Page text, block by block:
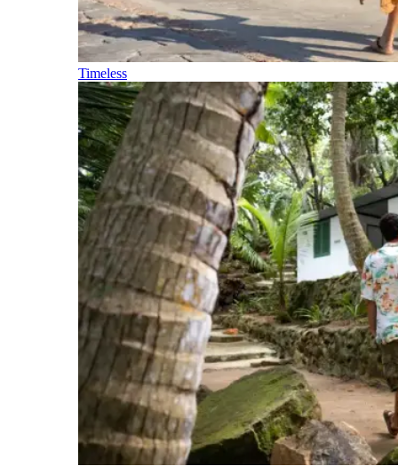
Timeless